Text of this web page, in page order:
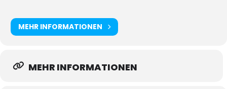
MEHR INFORMATIONEN
MEHR INFORMATIONEN